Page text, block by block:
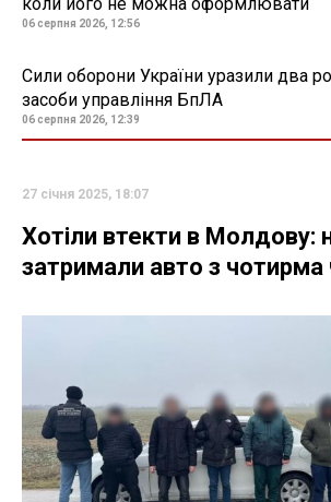
06 серпня 2026, 12:56
Сили оборони України уразили два
засоби управління БпЛА
06 серпня 2026, 12:39
27 січня 2025, 18:07
Хотіли втекти в Молдову:
затримали авто з чотирма